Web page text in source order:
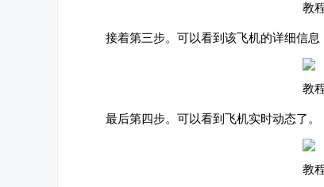
接着第三步。可以看到该飞机的详细信息
最后第四步。可以看到飞机实时动态了。